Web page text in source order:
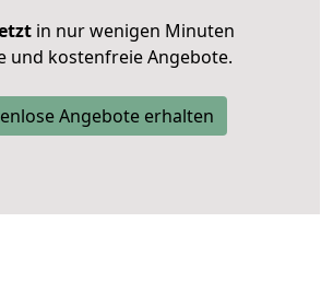
in nur wenigen Minuten
und kostenfreie Angebote.
Angebote erhalten